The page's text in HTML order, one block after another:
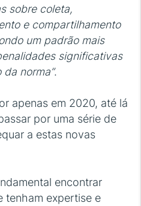
sobre coleta,
e compartilhamento
um padrão mais
significativas
norma”.
apenas em 2020, até lá
por uma série de
a estas novas
encontrar
tenham expertise e